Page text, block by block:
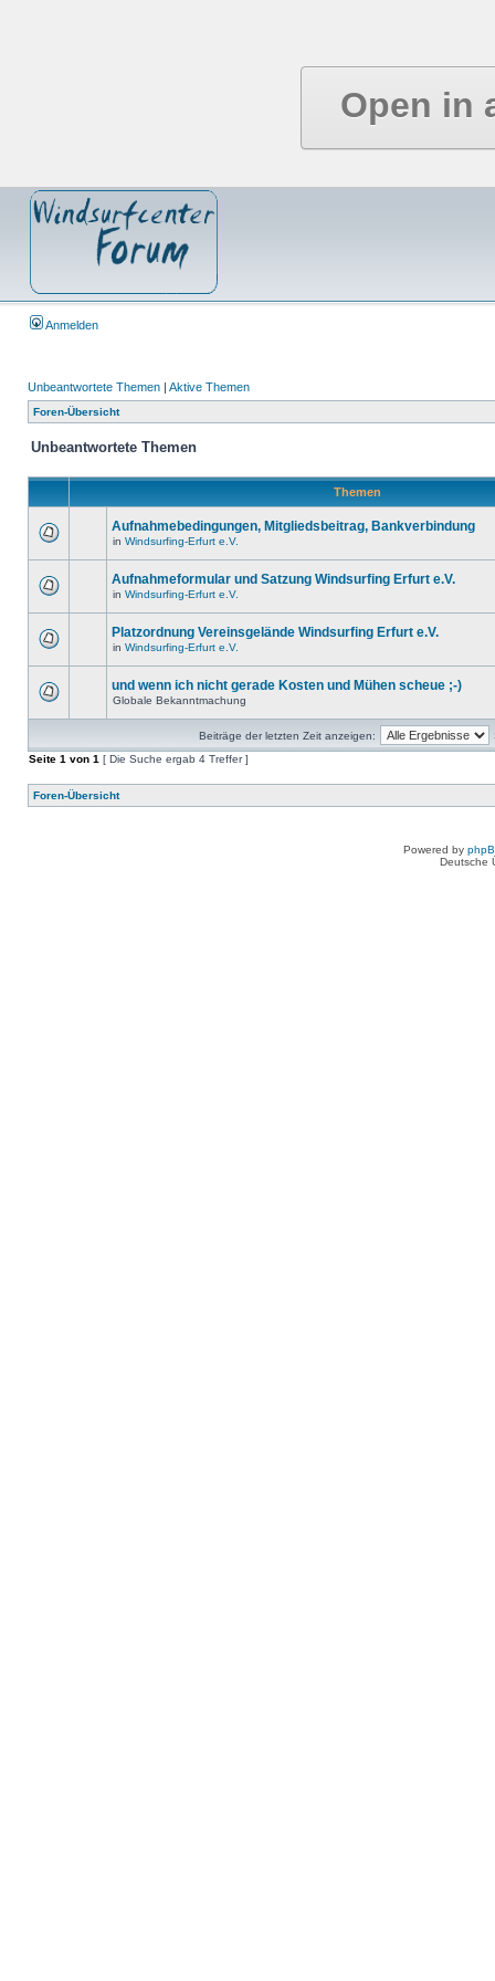
Open in
Anmelden
Unbeantwortete Themen | Aktive Themen
Foren-Übersicht
Unbeantwortete Themen
Themen
Aufnahmebedingungen, Mitgliedsbeitrag, Bankverbindung
in Windsurfing-Erfurt e.V.
Aufnahmeformular und Satzung Windsurfing Erfurt e.V.
in Windsurfing-Erfurt e.V.
Platzordnung Vereinsgelände Windsurfing Erfurt e.V.
in Windsurfing-Erfurt e.V.
und wenn ich nicht gerade Kosten und Mühen scheue ;-)
Globale Bekanntmachung
Beiträge der letzten Zeit anzeigen:
Seite 1 von 1 [ Die Suche ergab 4 Treffer ]
Foren-Übersicht
Powered by
Deutsche